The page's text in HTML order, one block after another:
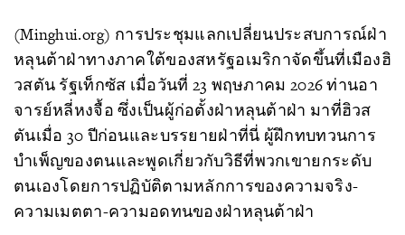
(Minghui.org) การประชุมแลกเปลี่ยนประสบการณ์ฝ่า
หลุนต้าฝ่าทางภาคใต้ของสหรัฐอเมริกาจัดขึ้นที่เมืองฮิ
วสตัน รัฐเท็กซัส เมื่อวันที่ 23 พฤษภาคม 2026 ท่านอา
จารย์หลี่หงจื้อ ซึ่งเป็นผู้ก่อตั้งฝ่าหลุนต้าฝ่า มาที่ฮิวส
ตันเมื่อ 30 ปีก่อนและบรรยายฝ่าที่นี่ ผู้ฝึกทบทวนการ
บำเพ็ญของตนและพูดเกี่ยวกับวิธีที่พวกเขายกระดับ
ตนเองโดยการปฏิบัติตามหลักการของความจริง-
ความเมตตา-ความอดทนของฝ่าหลุนต้าฝ่า